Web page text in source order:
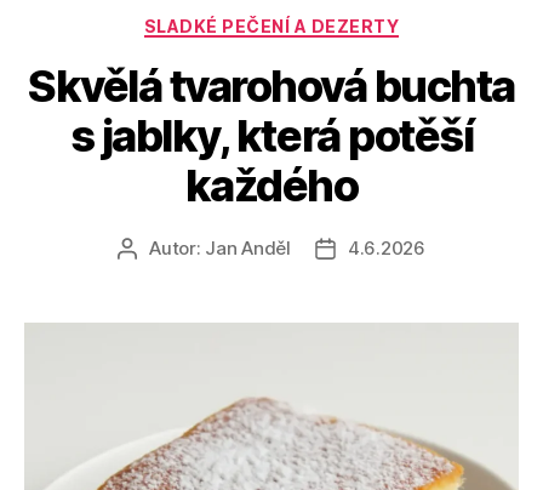
Rubriky
SLADKÉ PEČENÍ A DEZERTY
Skvělá tvarohová buchta
s jablky, která potěší
každého
AutorAutor: Jan Anděl
Datum
4.6.2026